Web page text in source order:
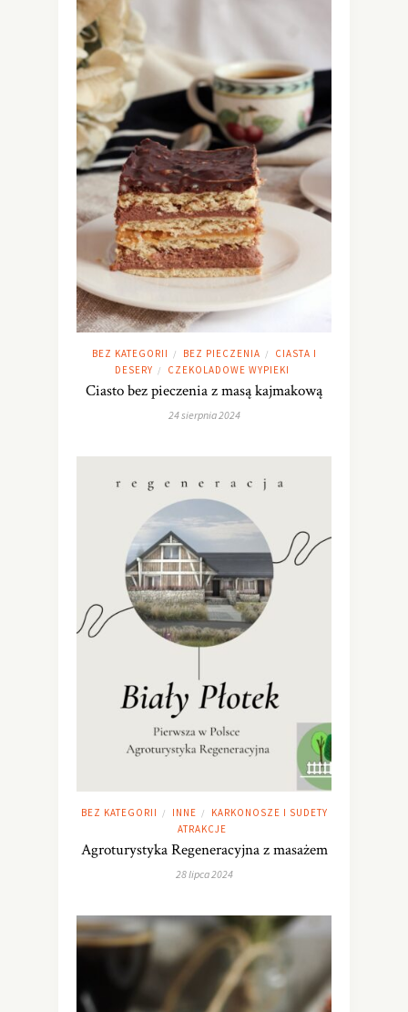
BEZ KATEGORII / BEZ PIECZENIA /
CIASTA I
DESERY / CZEKOLADOWE WYPIEKI
Ciasto bez pieczenia z masą kajmakową
24 sierpnia 2024
BEZ KATEGORII / INNE /
KARKONOSZE I SUDETY
ATRAKCJE
Agroturystyka Regeneracyjna z masażem
28 lipca 2024